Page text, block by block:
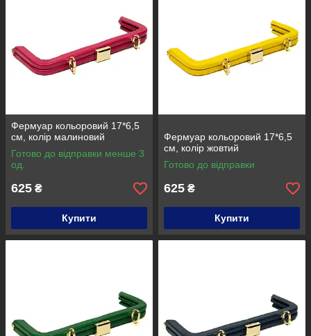
Фермуар кольоровий 17*6,5
см, колір малиновий
Готово до відправки менше 3
од.
625 ₴
Купити
Фермуар кольоровий 17*6,5
см, колір жовтий
Готово до відправки
625 ₴
Купити